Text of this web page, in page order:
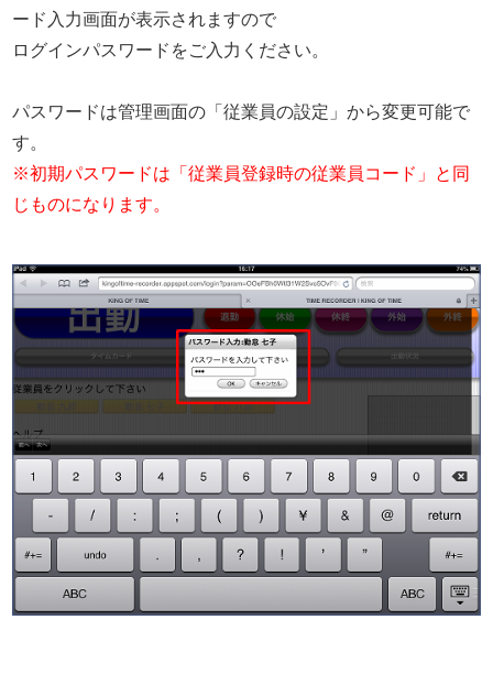
ード入力画面が表示されますので
ログインパスワードをご入力ください。
パスワードは管理画面の「従業員の設定」から変更可能で
す。
※初期パスワードは「従業員登録時の従業員コード」と同
じものになります。